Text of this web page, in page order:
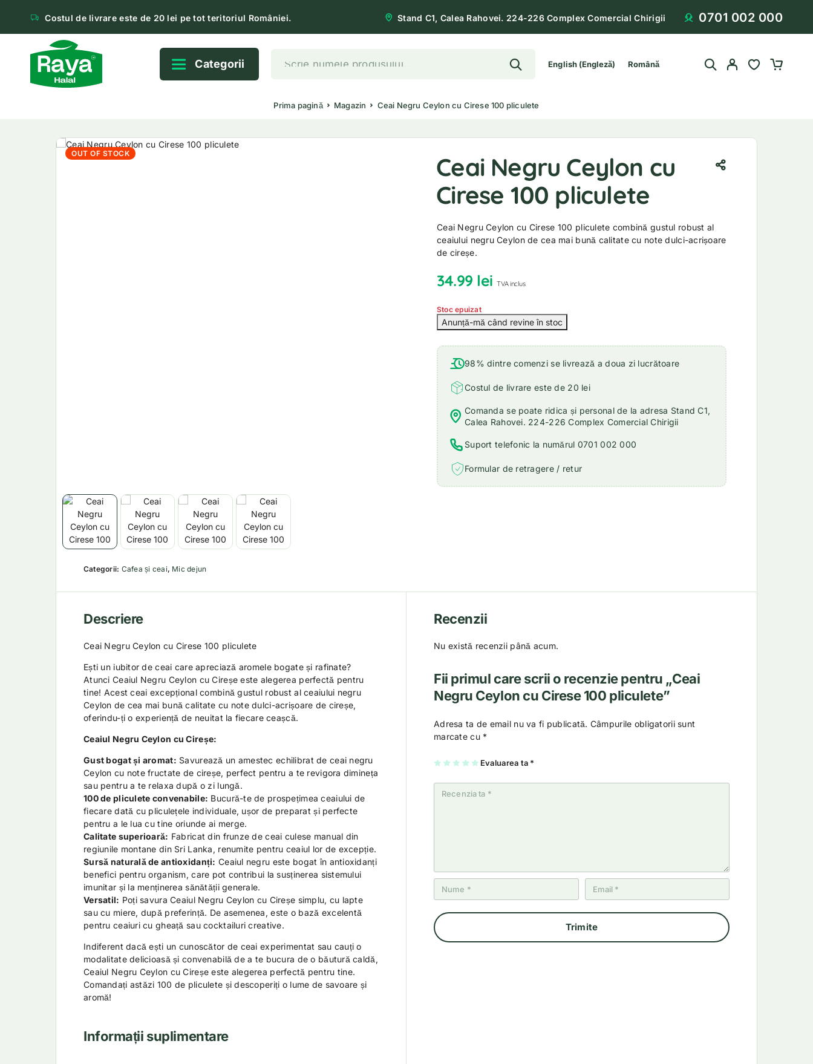
Costul de livrare este de 20 lei pe tot teritoriul României. Stand C1, Calea Rahovei. 224-226 Complex Comercial Chirigii 0701 002 000
Categorii English(Engleză) Română
Prima pagină Magazin Ceai Negru Ceylon cu Cirese 100 pliculete
OUT OF STOCK
Categorii: Cafea și ceai, Mic dejun
Ceai Negru Ceylon cu
Cirese 100 pliculete
Ceai Negru Ceylon cu Cirese 100 pliculete combină gustul robust al
ceaiului negru Ceylon de cea mai bună calitate cu note dulci-acrișoare
de cireșe.
34.99 lei TVA inclus
Stoc epuizat
98% dintre comenzi se livrează a doua zi lucrătoare
Costul de livrare este de 20 lei
Comanda se poate ridica și personal de la adresa Stand C1,
Calea Rahovei. 224-226 Complex Comercial Chirigii
Suport telefonic la numărul 0701 002 000
Formular de retragere / retur
Descriere
Ceai Negru Ceylon cu Cirese 100 pliculete
Ești un iubitor de ceai care apreciază aromele bogate și rafinate?
Atunci Ceaiul Negru Ceylon cu Cireșe este alegerea perfectă pentru
tine! Acest ceai excepțional combină gustul robust al ceaiului negru
Ceylon de cea mai bună calitate cu note dulci-acrișoare de cireșe,
oferindu-ți o experiență de neuitat la fiecare ceașcă.
Ceaiul Negru Ceylon cu Cireșe:
Gust bogat și aromat: Savurează un amestec echilibrat de ceai negru
Ceylon cu note fructate de cireșe, perfect pentru a te revigora dimineța
sau pentru a te relaxa după o zi lungă.
100 de pliculete convenabile: Bucură-te de prospețimea ceaiului de
fiecare dată cu pliculețele individuale, ușor de preparat și perfecte
pentru a le lua cu tine oriunde ai merge.
Calitate superioară: Fabricat din frunze de ceai culese manual din
regiunile montane din Sri Lanka, renumite pentru ceaiul lor de excepție.
Sursă naturală de antioxidanți: Ceaiul negru este bogat în antioxidanți
benefici pentru organism, care pot contribui la susținerea sistemului
imunitar și la menținerea sănătății generale.
Versatil: Poți savura Ceaiul Negru Ceylon cu Cireșe simplu, cu lapte
sau cu miere, după preferință. De asemenea, este o bază excelentă
pentru ceaiuri cu gheață sau cocktailuri creative.
Indiferent dacă ești un cunoscător de ceai experimentat sau cauți o
modalitate delicioasă și convenabilă de a te bucura de o băutură caldă,
Ceaiul Negru Ceylon cu Cireșe este alegerea perfectă pentru tine.
Comandați astăzi 100 de pliculete și descoperiți o lume de savoare și
aromă!
Informații suplimentare
Recenzii
Nu există recenzii până acum.
Fii primul care scrii o recenzie pentru „Ceai
Negru Ceylon cu Cirese 100 pliculete”
Adresa ta de email nu va fi publicată. Câmpurile obligatorii sunt
marcate cu *
Evaluarea ta *
U
na
n
2
di
5
st
el
3
di
5
st
el
4
di
5
st
el
5
di
5
st
el